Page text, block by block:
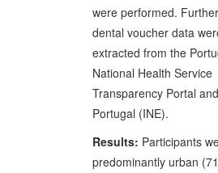
were performed.
dental voucher data
extracted from the
National Health Service
Transparency Portal
Portugal (INE).
Results: Participants
predominantly urban